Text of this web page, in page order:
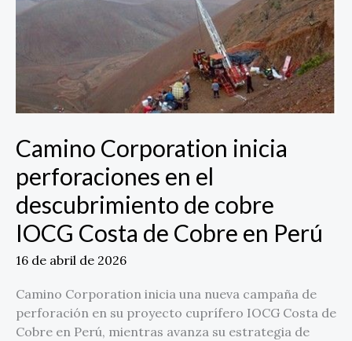
Camino Corporation inicia
perforaciones en el
descubrimiento de cobre
IOCG Costa de Cobre en Perú
16 de abril de 2026
Camino Corporation inicia una nueva campaña de
perforación en su proyecto cuprífero IOCG Costa de
Cobre en Perú, mientras avanza su estrategia de
el
cobre
Costa
Cobre
en
Perú